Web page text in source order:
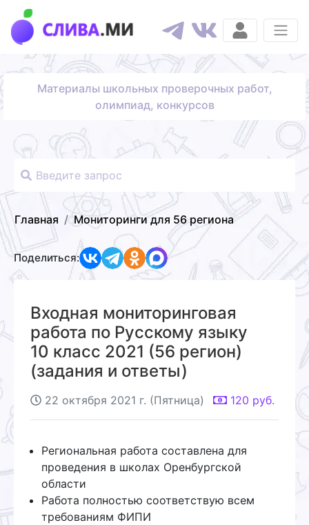
Материалы школьных проверочных работ,
олимпиад, конкурсов
Главная Мониторинги для 56 региона
Поделиться:
Входная мониторинговая
работа по Русскому языку
10 класс 2021 (56 регион)
(задания и ответы)
22 октября 2021 г. (Пятница) 120 руб.
Региональная работа составлена для
проведения в школах Оренбургской
области
Работа полностью соответствую всем
требованиям ФИПИ